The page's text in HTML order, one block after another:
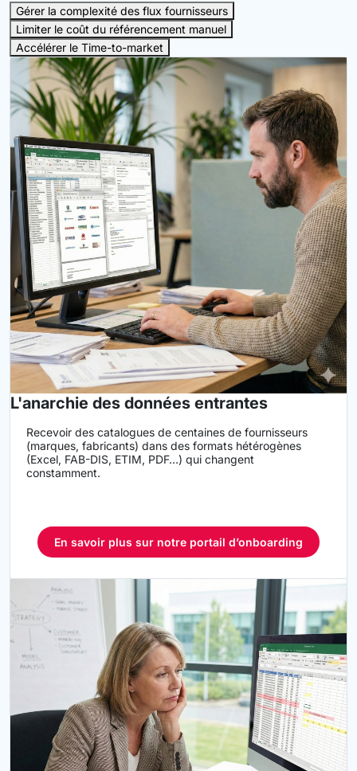
Gérer la complexité des flux fournisseurs
Limiter le coût du référencement manuel
Accélérer le Time-to-market
L'anarchie des données entrantes
Recevoir des catalogues de centaines de fournisseurs
(marques, fabricants) dans des formats hétérogènes
(Excel, FAB-DIS, ETIM, PDF…) qui changent
constamment.
En savoir plus sur notre portail d’onboarding